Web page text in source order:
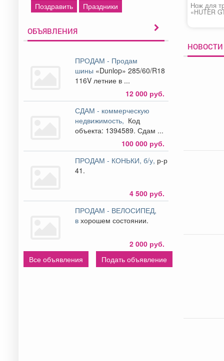
Поздравить
Праздники
ОБЪЯВЛЕНИЯ
ПРОДАМ - Продам
шины «Dunlop» 285/60/R18
116V летние в ...
12 000 руб.
СДАМ - коммерческую
недвижимость, Код
объекта: 1394589. Сдам ...
100 000 руб.
ПРОДАМ - КОНЬКИ, б/у, р-р
41.
4 500 руб.
ПРОДАМ - ВЕЛОСИПЕД,
вхорошем состоянии.
2 000 руб.
Все объявления
Подать объявление
Нож для
«HUTER